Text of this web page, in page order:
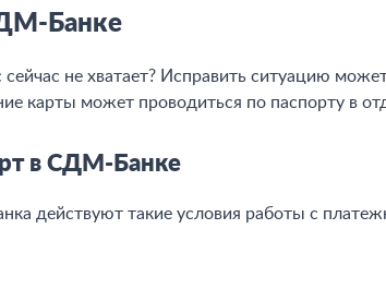
Банке
сейчас не хватает? Исправить ситуацию
карты может проводиться по паспорту в
в СДМ-Банке
действуют такие условия работы с